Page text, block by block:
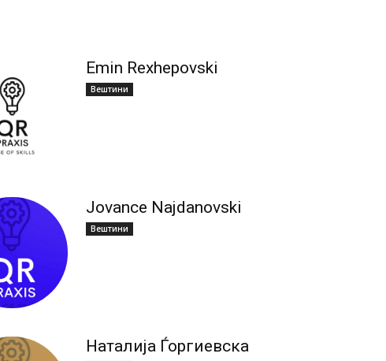
Emin Rexhepovski
Вештини
Jovance Najdanovski
Вештини
Наталија Ѓоргиевска